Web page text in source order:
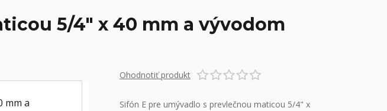
5/4" x 40 mm a vývodom
Ohodnotiť produkt
Sifón E pre umývadlo s prevlečnou maticou 5/4" x